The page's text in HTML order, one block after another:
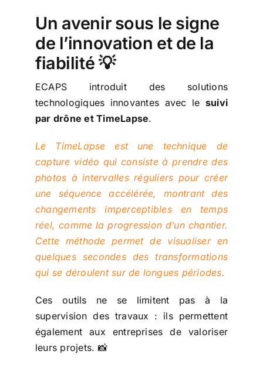
Un avenir sous le signe
de l’innovation et de la
fiabilité 💡
ECAPS introduit des solutions
technologiques innovantes avec le suivi
par drône et TimeLapse.
Le TimeLapse est une technique de
capture vidéo qui consiste à prendre des
photos à intervalles réguliers pour créer
une séquence accélérée, montrant des
changements imperceptibles en temps
réel, comme la progression d’un chantier.
Cette méthode permet de visualiser en
quelques secondes des transformations
qui se déroulent sur de longues périodes.
Ces outils ne se limitent pas à la
supervision des travaux : ils permettent
également aux entreprises de valoriser
leurs projets. 📸